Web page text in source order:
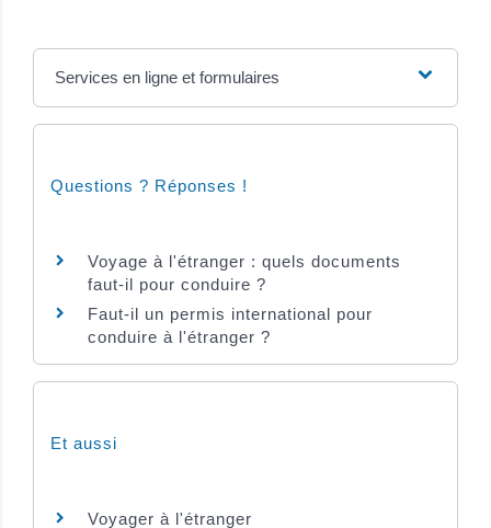
Services en ligne et formulaires
Questions ? Réponses !
Voyage à l'étranger : quels documents
faut-il pour conduire ?
Faut-il un permis international pour
conduire à l'étranger ?
Et aussi
Voyager à l'étranger